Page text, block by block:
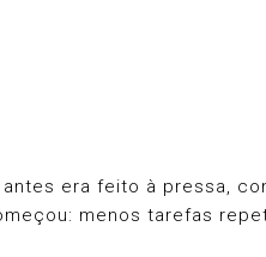
antes era feito à pressa,
menos tarefas